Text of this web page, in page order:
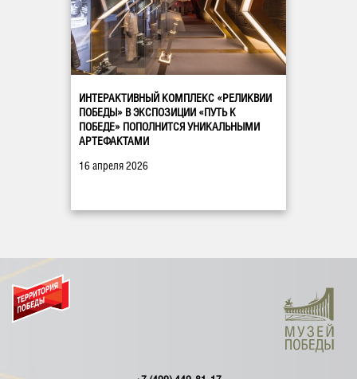
ИНТЕРАКТИВНЫЙ КОМПЛЕКС «РЕЛИКВИИ
ПОБЕДЫ» В ЭКСПОЗИЦИИ «ПУТЬ К
ПОБЕДЕ» ПОПОЛНИТСЯ УНИКАЛЬНЫМИ
АРТЕФАКТАМИ
16 апреля 2026